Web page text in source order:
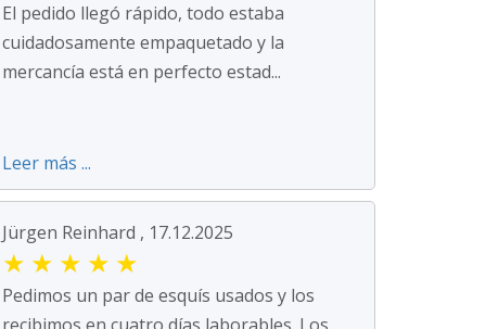
El pedido llegó rápido, todo estaba
cuidadosamente empaquetado y la
mercancía está en perfecto estad...
Leer más ...
Jürgen Reinhard , 17.12.2025
★ ★ ★ ★ ★
Pedimos un par de esquís usados y los